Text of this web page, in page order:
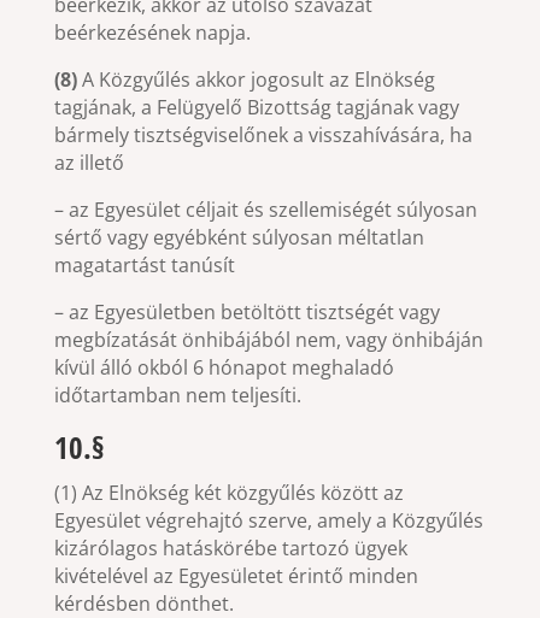
beérkezésének napja.
(8)A Közgyűlés akkor jogosult az Elnökség
tagjának, a Felügyelő Bizottság tagjának vagy
bármely tisztségviselőnek a visszahívására, ha
az illető
– az Egyesület céljait és szellemiségét súlyosan
sértő vagy egyébként súlyosan méltatlan
magatartást tanúsít
– az Egyesületben betöltött tisztségét vagy
megbízatását önhibájából nem, vagy önhibáján
kívül álló okból 6 hónapot meghaladó
időtartamban nem teljesíti.
10.§
(1) Az Elnökség két közgyűlés között az
Egyesület végrehajtó szerve, amely a Közgyűlés
kizárólagos hatáskörébe tartozó ügyek
kivételével az Egyesületet érintő minden
kérdésben dönthet.